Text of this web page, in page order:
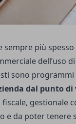
sempre più
dell’uso
sono programmi
dal punto di
fiscale, gestionale
e da poter tenere